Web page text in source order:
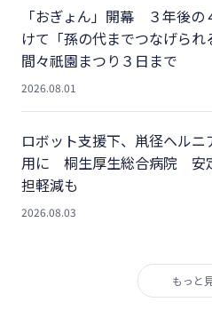
「おぎょん」開幕 ３年後の
けて「孫の代までつなげら
間々祇園まつり３日まで
2026.08.01
ロボット支援下、鼡径ヘル
用に 桐生厚生総合病院 安
担軽減も
2026.08.03
もっと